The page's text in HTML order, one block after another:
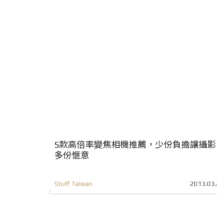
5款高倍率變焦相機推薦，少份負擔讓攝影
多份愜意
Stuff Taiwan